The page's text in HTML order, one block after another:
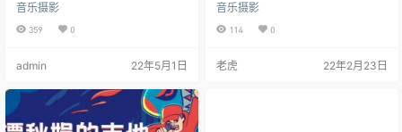
计服务全球5亿家庭用户。宝宝巴士
秉承“快乐启蒙”的理念，用奇妙有趣
画）、好玩（互动APP）”为特征的
中认知世界，感受“真、善、美”。
资源目录： ├─儿歌48首├─儿歌
之古诗国…
音乐摄影
359 0
admin 22年5月1日
立春.jpg 2大寒.jpg 3小寒.jp
g 4冬至.jpg5大雪.jpg 6小
g 12处暑.jpg13立秋.jpg 14大
音乐摄影
114 0
老虎 22年2月23日